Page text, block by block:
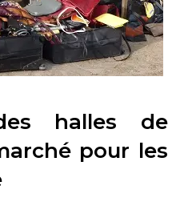
halles de
pour les